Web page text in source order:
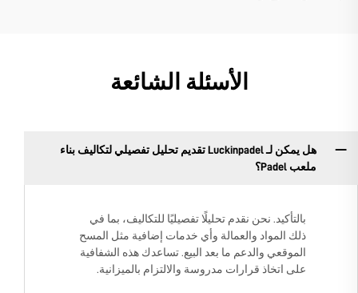
الأسئلة الشائعة
هل يمكن لـ Luckinpadel تقديم تحليل تفصيلي لتكاليف بناء
ملعب Padel؟
بالتأكيد. نحن نقدم تحليلًا تفصيليًا للتكاليف، بما في
ذلك المواد والعمالة وأي خدمات إضافية مثل المسح
الموقعي والدعم ما بعد البيع. تساعدك هذه الشفافية
على اتخاذ قرارات مدروسة والالتزام بالميزانية.